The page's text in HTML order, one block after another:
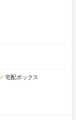
宅配ボックス